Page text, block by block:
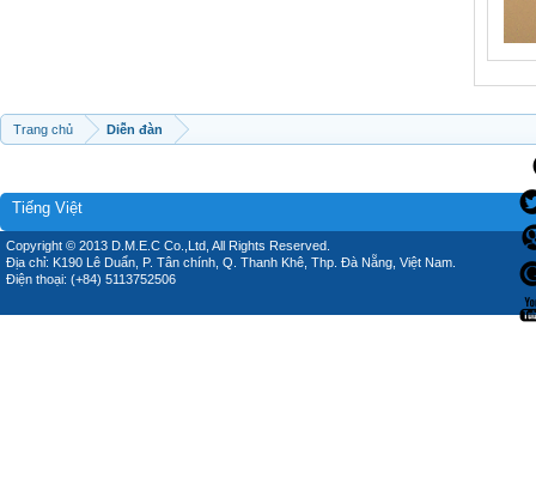
Trang chủ Diễn đàn
Tiếng Việt
Copyright © 2013 D.M.E.C Co.,Ltd, All Rights Reserved.
Địa chỉ: K190 Lê Duẩn, P. Tân chính, Q. Thanh Khê, Thp. Đà Nẵng, Việt Nam.
Điện thoại: (+84) 5113752506